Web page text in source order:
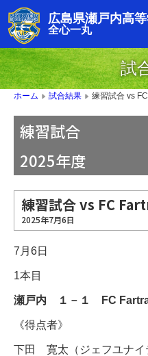
広島県瀬戸内高
全心一丸
試
ホーム ▶ 試合結果 ▶ 練習試合 vs
練習試合
2025年度
練習試合 vs FC
2025年7月6日
7月6日
1本目
瀬戸内 １－１ FC
《得点者》
下田 寛太（ジェフユナイ